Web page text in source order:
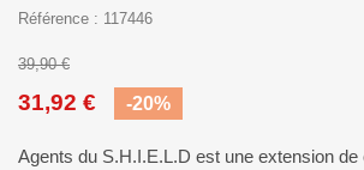
Référence : 117446
39,90 €
31,92 € -20%
Agents du S.H.I.E.L.D est une extension